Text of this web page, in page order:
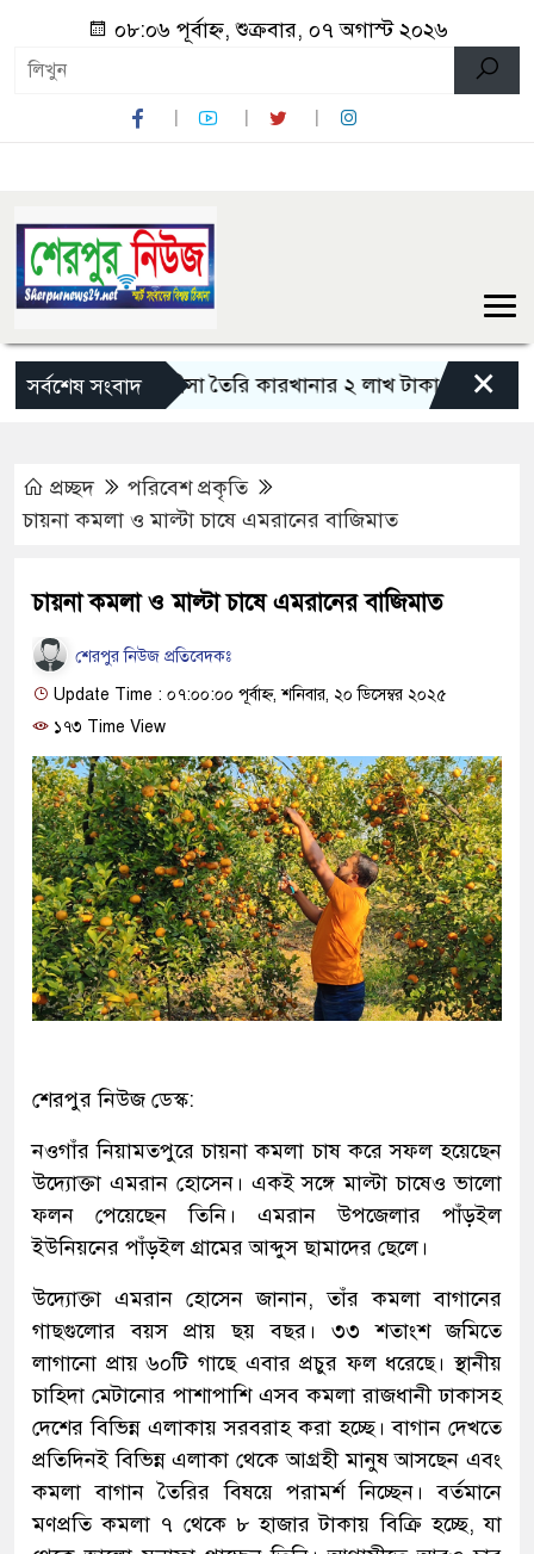
০৮:০৬ পূর্বাহ্ন, শুক্রবার, ০৭ অগাস্ট ২০২৬
সর্বশেষ সংবাদ
অবৈধ সীসা তৈরি কারখানার ২ লাখ টাকা জরিমানা ×
প্রচ্ছদ
পরিবেশ প্রকৃতি
চায়না কমলা ও মাল্টা চাষে এমরানের বাজিমাত
চায়না কমলা ও মাল্টা চাষে এমরানের বাজিমাত
শেরপুর নিউজ প্রতিবেদকঃ
Update Time : ০৭:০০:০০ পূর্বাহ্ন, শনিবার, ২০ ডিসেম্বর ২০২৫
১৭৩ Time View
শেরপুর নিউজ ডেস্ক:
নওগাঁর নিয়ামতপুরে চায়না কমলা চাষ করে সফল হয়েছেন
উদ্যোক্তা এমরান হোসেন। একই সঙ্গে মাল্টা চাষেও ভালো
ফলন পেয়েছেন তিনি। এমরান উপজেলার পাঁড়ইল
ইউনিয়নের পাঁড়ইল গ্রামের আব্দুস ছামাদের ছেলে।
উদ্যোক্তা এমরান হোসেন জানান, তাঁর কমলা বাগানের
গাছগুলোর বয়স প্রায় ছয় বছর। ৩৩ শতাংশ জমিতে
লাগানো প্রায় ৬০টি গাছে এবার প্রচুর ফল ধরেছে। স্থানীয়
চাহিদা মেটানোর পাশাপাশি এসব কমলা রাজধানী ঢাকাসহ
দেশের বিভিন্ন এলাকায় সরবরাহ করা হচ্ছে। বাগান দেখতে
প্রতিদিনই বিভিন্ন এলাকা থেকে আগ্রহী মানুষ আসছেন এবং
কমলা বাগান তৈরির বিষয়ে পরামর্শ নিচ্ছেন। বর্তমানে
মণপ্রতি কমলা ৭ থেকে ৮ হাজার টাকায় বিক্রি হচ্ছে, যা